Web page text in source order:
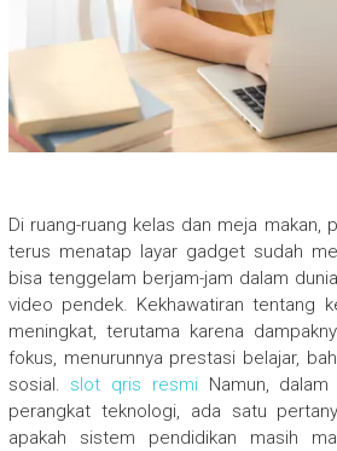
Di ruang-ruang kelas dan meja makan,
terus menatap layar gadget sudah
bisa tenggelam berjam-jam dalam
video pendek. Kekhawatiran tentang
meningkat, terutama karena
fokus, menurunnya prestasi belajar,
sosial. slot qris resmiNamun, dalam
perangkat teknologi, ada satu
apakah sistem pendidikan masih